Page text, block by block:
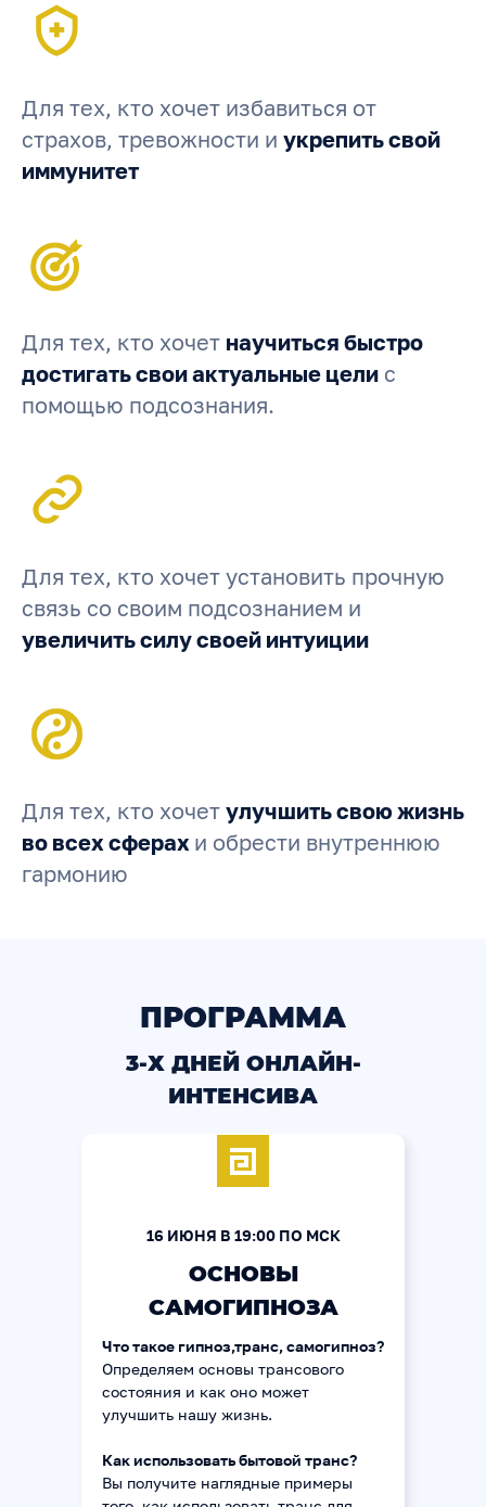
Для тех, кто хочет избавиться от
страхов, тревожности и укрепить свой
иммунитет
Для тех, кто хочет научиться быстро
достигать свои актуальные цели с
помощью подсознания.
Для тех, кто хочет установить прочную
связь со своим подсознанием и
увеличить силу своей интуиции
Для тех, кто хочет улучшить свою жизнь
во всех сферах и обрести внутреннюю
гармонию
ПРОГРАММА
3-Х ДНЕЙ ОНЛАЙН-
ИНТЕНСИВА
16 ИЮНЯ В 19:00 ПО МСК
ОСНОВЫ
САМОГИПНОЗА
Что такое гипноз,транс, самогипноз?
Определяем основы трансового
состояния и как оно может
улучшить нашу жизнь.
Как использовать бытовой транс?
Вы получите наглядные примеры